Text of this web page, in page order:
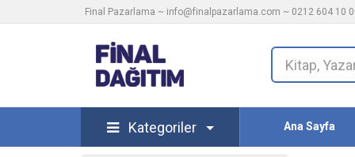
Final Pazarlama ~ info@finalpazarlama.com ~ 0212 604 10
Kategoriler Ana Sayfa